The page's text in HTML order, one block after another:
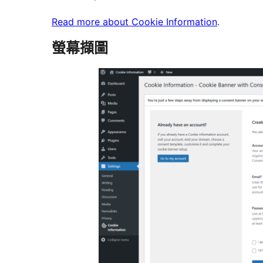
Read more about Cookie Information.
螢幕擷圖